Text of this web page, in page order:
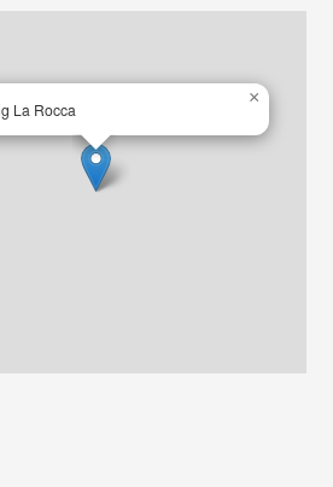
La Rocca
×